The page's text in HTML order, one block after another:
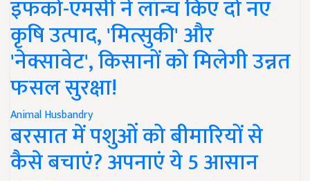
इफको-एमसी ने लॉन्च किए दो नए
कृषि उत्पाद, 'मित्सुकी' और
'नेक्सावेट', किसानों को मिलेगी उन्नत
फसल सुरक्षा!
Animal Husbandry
बरसात में पशुओं को बीमारियों से
कैसे बचाएं? अपनाएं ये 5 आसान